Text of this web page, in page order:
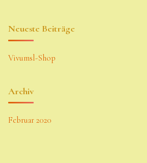
Neueste Beiträge
Vivumsl-Shop
Archiv
Februar 2020